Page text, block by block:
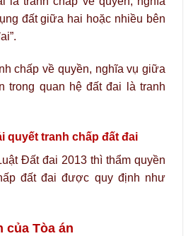
đất giữa hai hoặc nhiều bên
chấp về quyền, nghĩa vụ giữa
trong quan hệ đất đai là tranh
quyết tranh chấp đất đai
Đất đai 2013 thì thẩm quyền
đất đai được quy định như
của Tòa án